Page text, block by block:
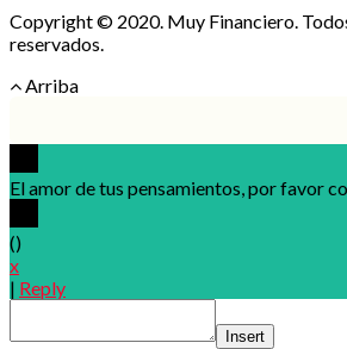
Copyright © 2020. Muy Financiero.
reservados.
Arriba
El amor de tus pensamientos, por favor
()
x
| Reply
Insert